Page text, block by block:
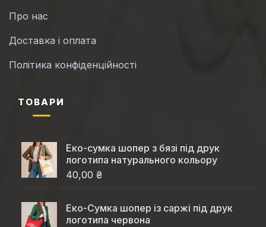
Про нас
Доставка і оплата
Політика конфіденційності
ТОВАРИ
Еко-сумка шопер з бязі під друк
логотипа натурального кольору
40,00 ₴
Еко-Cумка шопер із саржі під друк
логотипа червона